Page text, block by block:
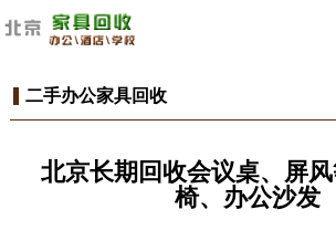
二手办公家具回收
北京长期回收会议桌、屏
椅、办公沙发